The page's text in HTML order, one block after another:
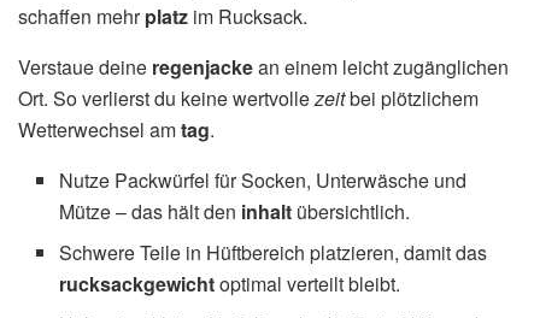
schaffen mehrplatz im Rucksack.
Verstaue deine regenjackean einem leicht zugänglichen
Ort. So verlierst du keine wertvollezeitbei plötzlichem
Wetterwechsel amtag.
Nutze Packwürfel für Socken, Unterwäsche und
Mütze – das hält den inhalt übersichtlich.
Schwere Teile in Hüftbereich platzieren, damit das
rucksackgewichtoptimal verteilt bleibt.